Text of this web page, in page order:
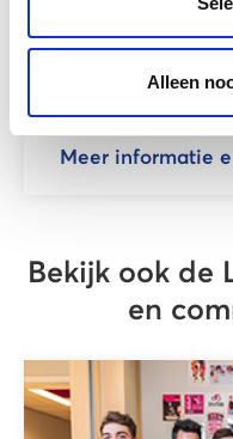
Alleen
• 16:20 – 16:30
lesmaterialen en
• 16:30 – 17:00
Meer informatie
Bekijk ook de
en